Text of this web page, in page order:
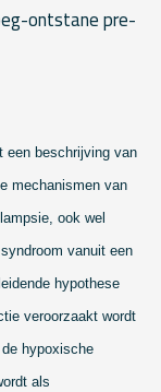
ontstane pre-
een beschrijving van
mechanismen van
ook wel
vanuit een
hypothese
veroorzaakt wordt
hypoxische
als